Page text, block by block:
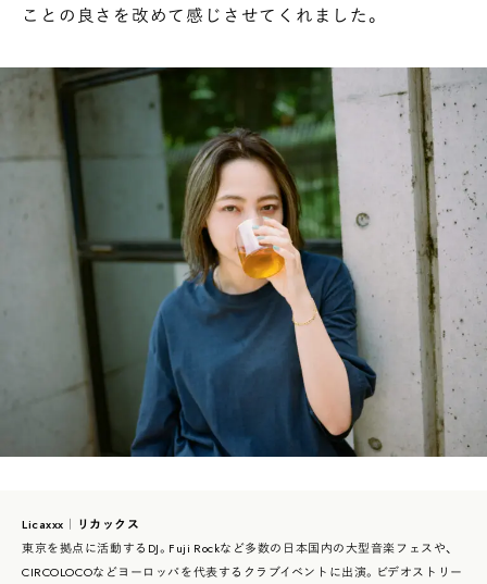
ことの良さを改めて感じさせてくれました。
Licaxxx｜リカックス
東京を拠点に活動するDJ。Fuji Rockなど多数の日本国内の大型音楽フェスや、
CIRCOLOCOなどヨーロッパを代表するクラブイベントに出演。ビデオストリー